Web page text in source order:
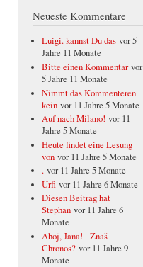
Neueste Kommentare
Luigi. kannst Du das vor 5
Jahre 11 Monate
Bitte einen Kommentar vor
5 Jahre 11 Monate
Nimmt das Kommenteren
kein vor 11 Jahre 5 Monate
Auf nach Milano! vor 11
Jahre 5 Monate
Heute findet eine Lesung
von vor 11 Jahre 5 Monate
. vor 11 Jahre 5 Monate
Urfi vor 11 Jahre 6 Monate
Diesen Beitrag hat
Stephan vor 11 Jahre 6
Monate
Ahoj, Jana! Znaš
Chronos? vor 11 Jahre 9
Monate